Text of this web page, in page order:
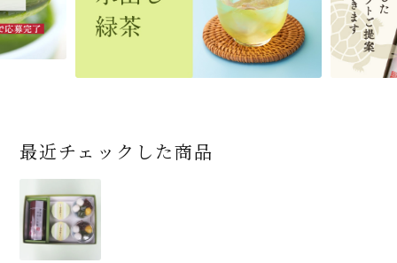
商品一覧はこちら
商品一覧はこちら
商品一覧はこちら
商品一覧はこちら
商品一覧はこちら
最近チェックした商品